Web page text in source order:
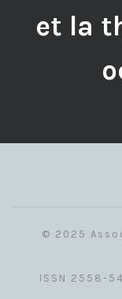
et la
© 2025
ISSN 2558-